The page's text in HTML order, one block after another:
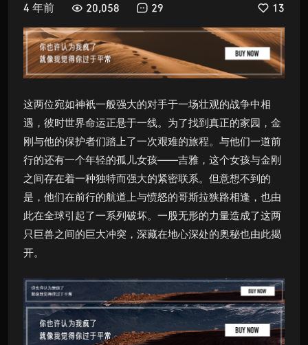
4 年前 20,058 29 13
这两位宛如神衹一般强大的对手于一场壮观的战争中相
遇，彼时世界命运正悬于一线。为了找到真正的家园，金
刚与他的保护者们踏上了一次艰难的旅程。与他们一道前
行的还有一个年轻的孤儿女孩——吉雅，这个女孩与金刚
之间存在着一种独特而强大的紧密联系。但意想不到的
是，他们在前行的航道上与愤怒的哥斯拉狭路相逢，也由
此在全球引起了一系列破坏。一股无形的力量造成了这两
只巨兽之间的巨大冲突，深藏在地心深处的奥秘也由此揭
开。